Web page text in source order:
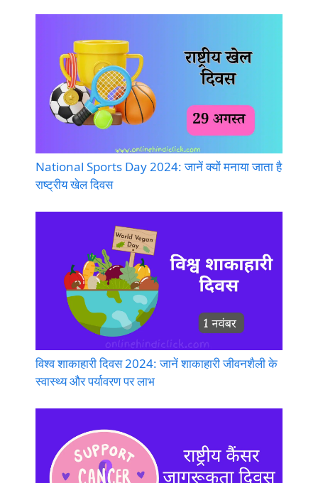
National Sports Day 2024: जानें क्यों मनाया जाता है
राष्ट्रीय खेल दिवस
विश्व शाकाहारी दिवस 2024: जानें शाकाहारी जीवनशैली के
स्वास्थ्य और पर्यावरण पर लाभ